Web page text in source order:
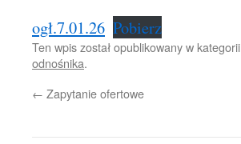
ogł.7.01.26 Pobierz
Ten wpis został opublikowany w kategorii
odnośnika.
← Zapytanie ofertowe